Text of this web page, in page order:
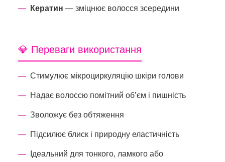
Кератин — зміцнює волосся зсередини
💎 Переваги використання
Стимулює мікроциркуляцію шкіри голови
Надає волоссю помітний об’єм і пишність
Зволожує без обтяження
Підсилює блиск і природну еластичність
Ідеальний для тонкого, ламкого або